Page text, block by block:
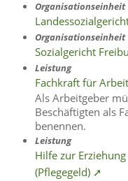
Organisationseinheit
Organisationseinheit
Sozialgericht
Leistung
Fachkraft für
Als Arbeitgeber
Beschäftigten als
benennen.
Leistung
Hilfe zur
(Pflegegeld) ➚